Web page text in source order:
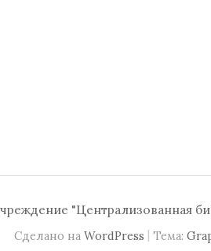
"Централизованная
Сделано на WordPress | Тема: